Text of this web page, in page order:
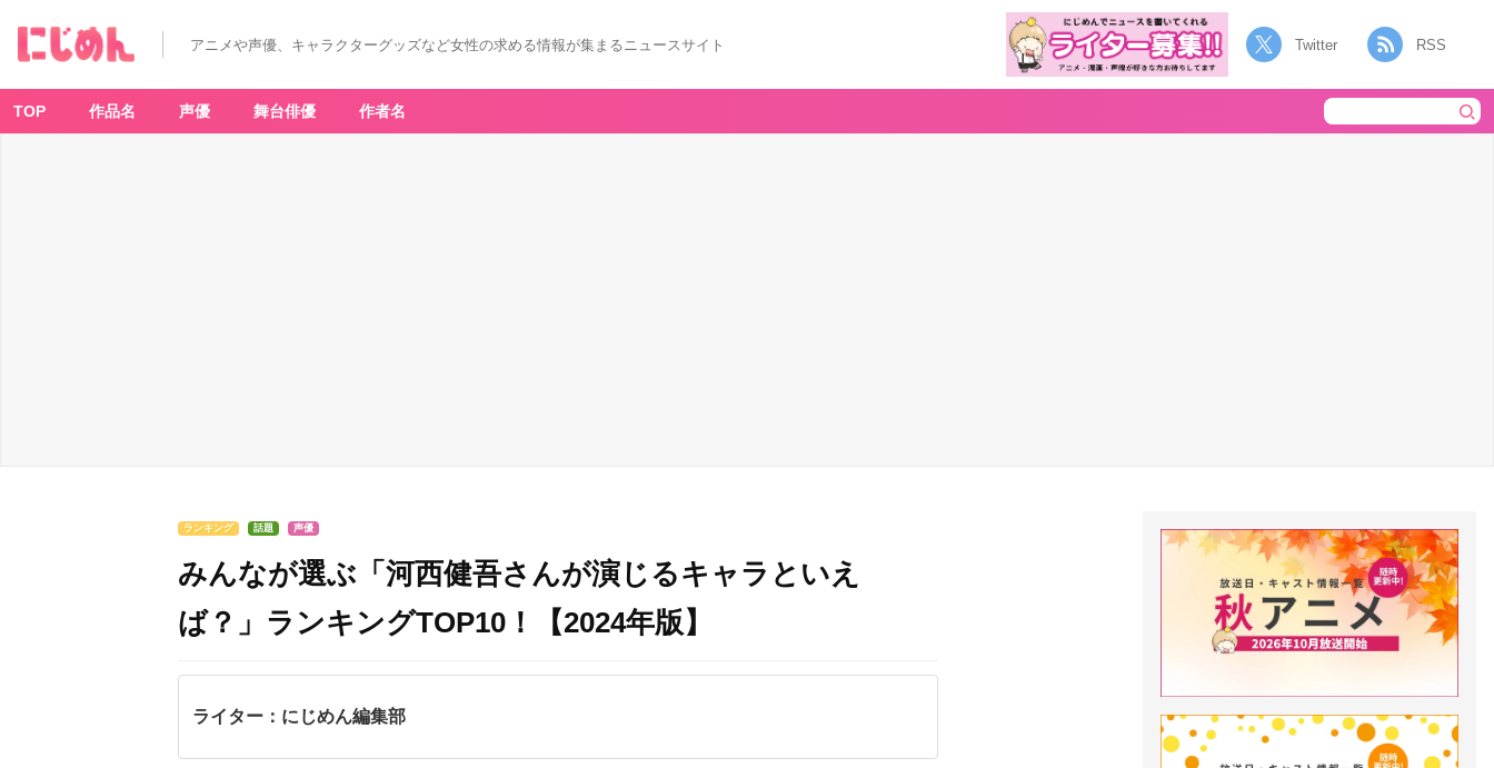
アニメや声優、キャラクターグッズなど女性の求める情報が集まるニュースサイト Twitter RSS
TOP 作品名 声優 舞台俳優 作者名
ランキング 話題 声優
みんなが選ぶ「河西健吾さんが演じるキャラといえ
ば？」ランキングTOP10！【2024年版】
ライター：にじめん編集部